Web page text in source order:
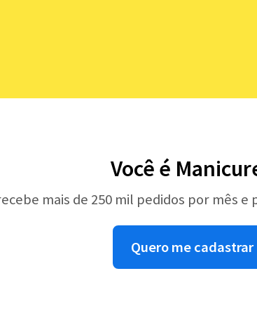
Você é
mais de 250 mil pedidos por mês
Quero me cadastrar